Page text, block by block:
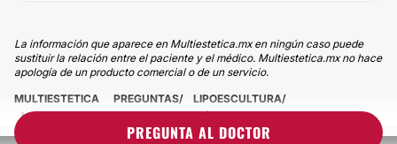
La información que aparece en Multiestetica.mx en ningún caso puede
sustituir la relación entre el paciente y el médico. Multiestetica.mx no hace
apología de un producto comercial o de un servicio.
PREGUNTA AL DOCTOR
MULTIESTETICA PREGUNTAS
LIPOESCULTURA
LIPOTRANSFERENCIA GRASA A GLÚTEOS